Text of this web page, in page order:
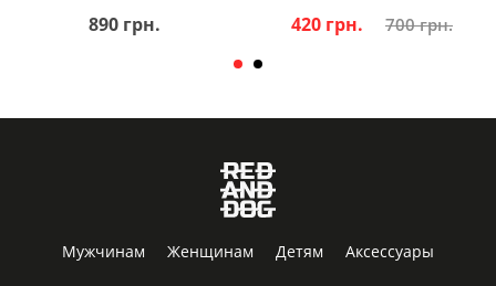
890 грн.
420 грн.
700 грн.
Мужчинам Женщинам Детям Аксессуары